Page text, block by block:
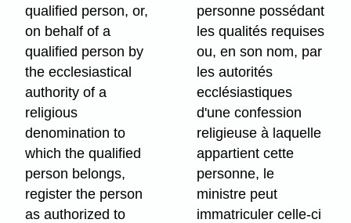
qualified person, or,
on behalf of a
qualified person by
the ecclesiastical
authority of a
religious
denomination to
which the qualified
person belongs,
register the person
as authorized to
personne possédant
les qualités requises
ou, en son nom, par
les autorités
ecclésiastiques
d'une confession
religieuse à laquelle
appartient cette
personne, le
ministre peut
immatriculer celle-ci